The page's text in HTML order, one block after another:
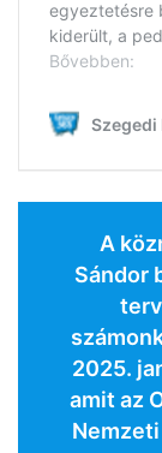
A
Sándor
2025.
amit az